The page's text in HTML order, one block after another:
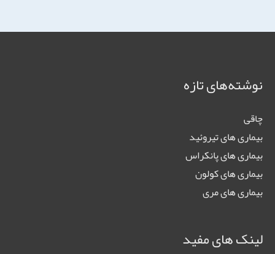
نوشته‌های تازه
چاقی
بیماری های تیروئید
بیماری های پانکراس
بیماری های کولون
بیماری های مری
لینک های مفید